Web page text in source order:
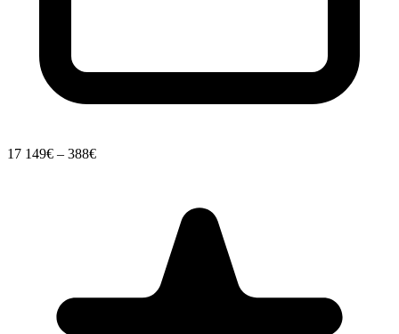
17 149€ – 388€